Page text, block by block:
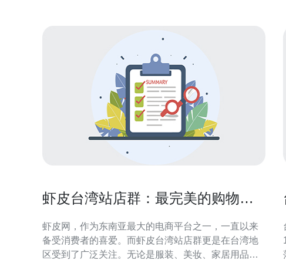
虾皮台湾站店群：最完美的购物选
虾皮网，作为东南亚最大的电商平台之一，一直以来
备受消费者的喜爱。而虾皮台湾站店群更是在台湾地
区受到了广泛关注。无论是服装、美妆、家居用品还